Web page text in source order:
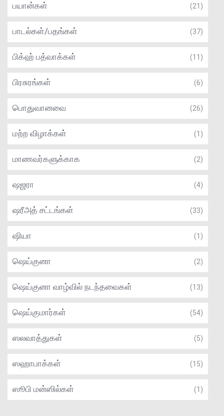
பயான்கள் (21)
பாடல்கள்/பதங்கள் (37)
பிக்ஹ் பத்வாக்கள் (11)
பிரசுரங்கள் (6)
பொதுவானவை (26)
மற்ற விழாக்கள் (1)
மாணவர்களுக்காக (2)
ஷஜரா (4)
ஷரீஅத் சட்டங்கள் (33)
ஷியா (1)
ஷெய்குனா (2)
ஷெய்குனா வாழ்வில் நடந்தவைகள் (13)
ஷெய்குமார்கள் (54)
ஸலவாத்துகள் (5)
ஸஹாபாக்கள் (15)
ஸூபி மன்ஸில்கள் (1)